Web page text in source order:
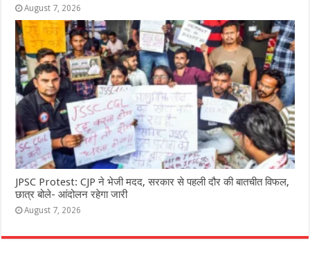
August 7, 2026
JPSC Protest: CJP ने भेजी मदद, सरकार से पहली दौर की बातचीत विफल,
छात्र बोले- आंदोलन रहेगा जारी
August 7, 2026